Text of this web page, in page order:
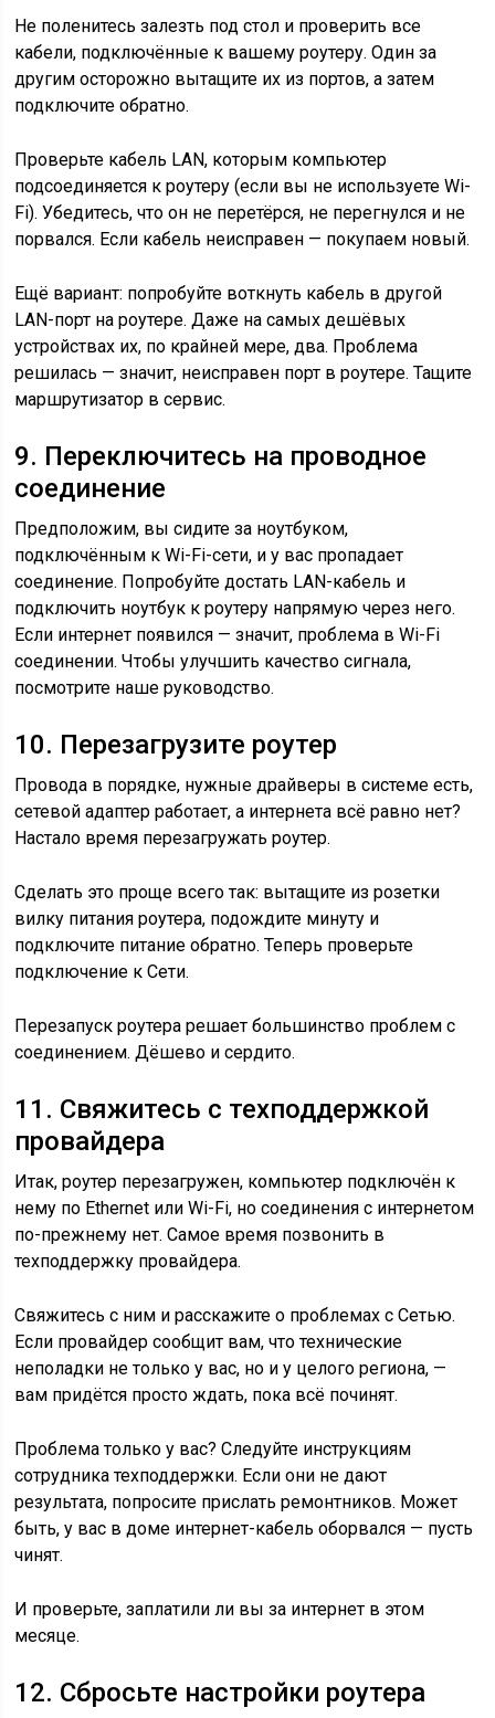
Не поленитесь залезть под стол и проверить все
кабели, подключённые к вашему роутеру. Один за
другим осторожно вытащите их из портов, а затем
подключите обратно.
Проверьте кабель LAN, которым компьютер
подсоединяется к роутеру (если вы не используете Wi-
Fi). Убедитесь, что он не перетёрся, не перегнулся и не
порвался. Если кабель неисправен — покупаем новый.
Ещё вариант: попробуйте воткнуть кабель в другой
LAN-порт на роутере. Даже на самых дешёвых
устройствах их, по крайней мере, два. Проблема
решилась — значит, неисправен порт в роутере. Тащите
маршрутизатор в сервис.
9. Переключитесь на проводное
соединение
Предположим, вы сидите за ноутбуком,
подключённым к Wi-Fi-сети, и у вас пропадает
соединение. Попробуйте достать LAN-кабель и
подключить ноутбук к роутеру напрямую через него.
Если интернет появился — значит, проблема в Wi-Fi
соединении. Чтобы улучшить качество сигнала,
посмотрите наше руководство.
10. Перезагрузите роутер
Провода в порядке, нужные драйверы в системе есть,
сетевой адаптер работает, а интернета всё равно нет?
Настало время перезагружать роутер.
Сделать это проще всего так: вытащите из розетки
вилку питания роутера, подождите минуту и
подключите питание обратно. Теперь проверьте
подключение к Сети.
Перезапуск роутера решает большинство проблем с
соединением. Дёшево и сердито.
11. Свяжитесь с техподдержкой
провайдера
Итак, роутер перезагружен, компьютер подключён к
нему по Ethernet или Wi-Fi, но соединения с интернетом
по-прежнему нет. Самое время позвонить в
техподдержку провайдера.
Свяжитесь с ним и расскажите о проблемах с Сетью.
Если провайдер сообщит вам, что технические
неполадки не только у вас, но и у целого региона, —
вам придётся просто ждать, пока всё починят.
Проблема только у вас? Следуйте инструкциям
сотрудника техподдержки. Если они не дают
результата, попросите прислать ремонтников. Может
быть, у вас в доме интернет-кабель оборвался — пусть
чинят.
И проверьте, заплатили ли вы за интернет в этом
месяце.
12. Сбросьте настройки роутера